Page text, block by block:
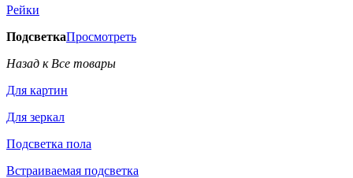
Рейки
ПодсветкаПросмотреть
Назад к Все товары
Для картин
Для зеркал
Подсветка пола
Встраиваемая подсветка